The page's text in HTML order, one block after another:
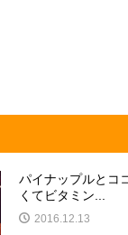
パイナップルとコ
くてビタミン...
2016.12.13